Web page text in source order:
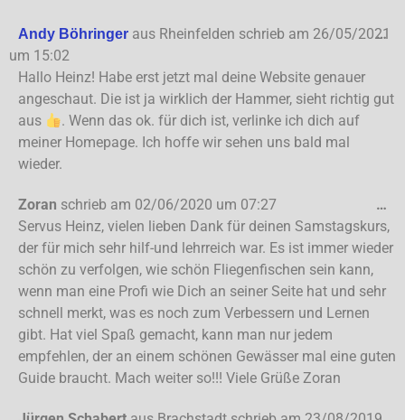
Andy Böhringer aus Rheinfelden schrieb am 26/05/2021
um 15:02
Hallo Heinz! Habe erst jetzt mal deine Website genauer
angeschaut. Die ist ja wirklich der Hammer, sieht richtig gut
aus
. Wenn das ok. für dich ist, verlinke ich dich auf
meiner Homepage. Ich hoffe wir sehen uns bald mal
wieder.
…
Zoran schrieb am 02/06/2020 um 07:27
Servus Heinz, vielen lieben Dank für deinen Samstagskurs,
der für mich sehr hilf-und lehrreich war. Es ist immer wieder
schön zu verfolgen, wie schön Fliegenfischen sein kann,
wenn man eine Profi wie Dich an seiner Seite hat und sehr
schnell merkt, was es noch zum Verbessern und Lernen
gibt. Hat viel Spaß gemacht, kann man nur jedem
empfehlen, der an einem schönen Gewässer mal eine guten
Guide braucht. Mach weiter so!!! Viele Grüße Zoran
…